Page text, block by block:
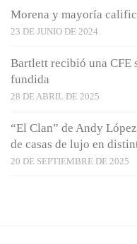
Morena y mayoría
23 DE JUNIO DE 2024
Bartlett recibió una CFE
fundida
28 DE ABRIL DE 2025
“El Clan” de Andy
de casas de lujo en
20 DE SEPTIEMBRE DE 2025